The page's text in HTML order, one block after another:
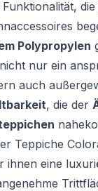
Polypropylen
nur ein
auch
, die der
Teppiche
ihnen eine